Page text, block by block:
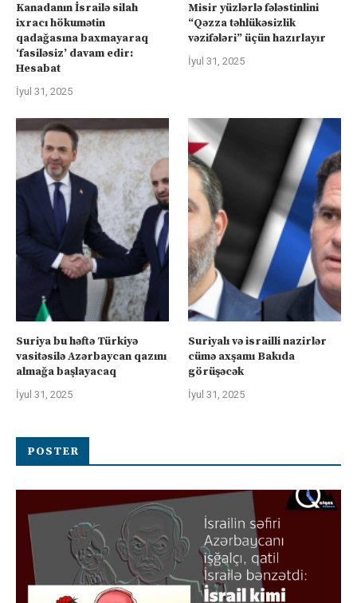
Kanadanın İsrailə silah
ixracı hökumətin
qadağasına baxmayaraq
‘fasiləsiz’ davam edir:
Hesabat
İyul 31, 2025
Misir yüzlərlə fələstinlini
“Qəzza təhlükəsizlik
vəzifələri” üçün hazırlayır
İyul 31, 2025
Suriya bu həftə Türkiyə
vasitəsilə Azərbaycan qazını
almağa başlayacaq
İyul 31, 2025
Suriyalı və israilli nazirlər
cümə axşamı Bakıda
görüşəcək
İyul 31, 2025
POSTER